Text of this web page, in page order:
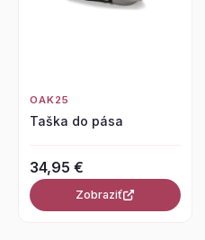
OAK25
Taška do pása
34,95 €
Zobraziť